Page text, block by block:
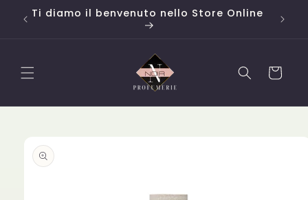
direttamente
ai contenuti
Ti diamo il benvenuto nello Store Online
Carrello
prodotto